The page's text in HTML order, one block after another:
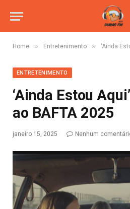
Home » Entretenimento » ‘Ainda
ENTRETENIMENTO
‘Ainda Estou
ao BAFTA 2025
janeiro 15, 2025 Nenhum